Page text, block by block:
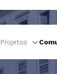
Projetos